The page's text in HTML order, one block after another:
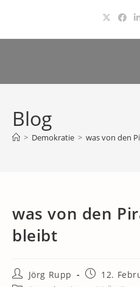
springen
Blog
> Demokratie > was von den
was von den
bleibt
Beitrags-
Jörg Rupp
Beitrag
12.